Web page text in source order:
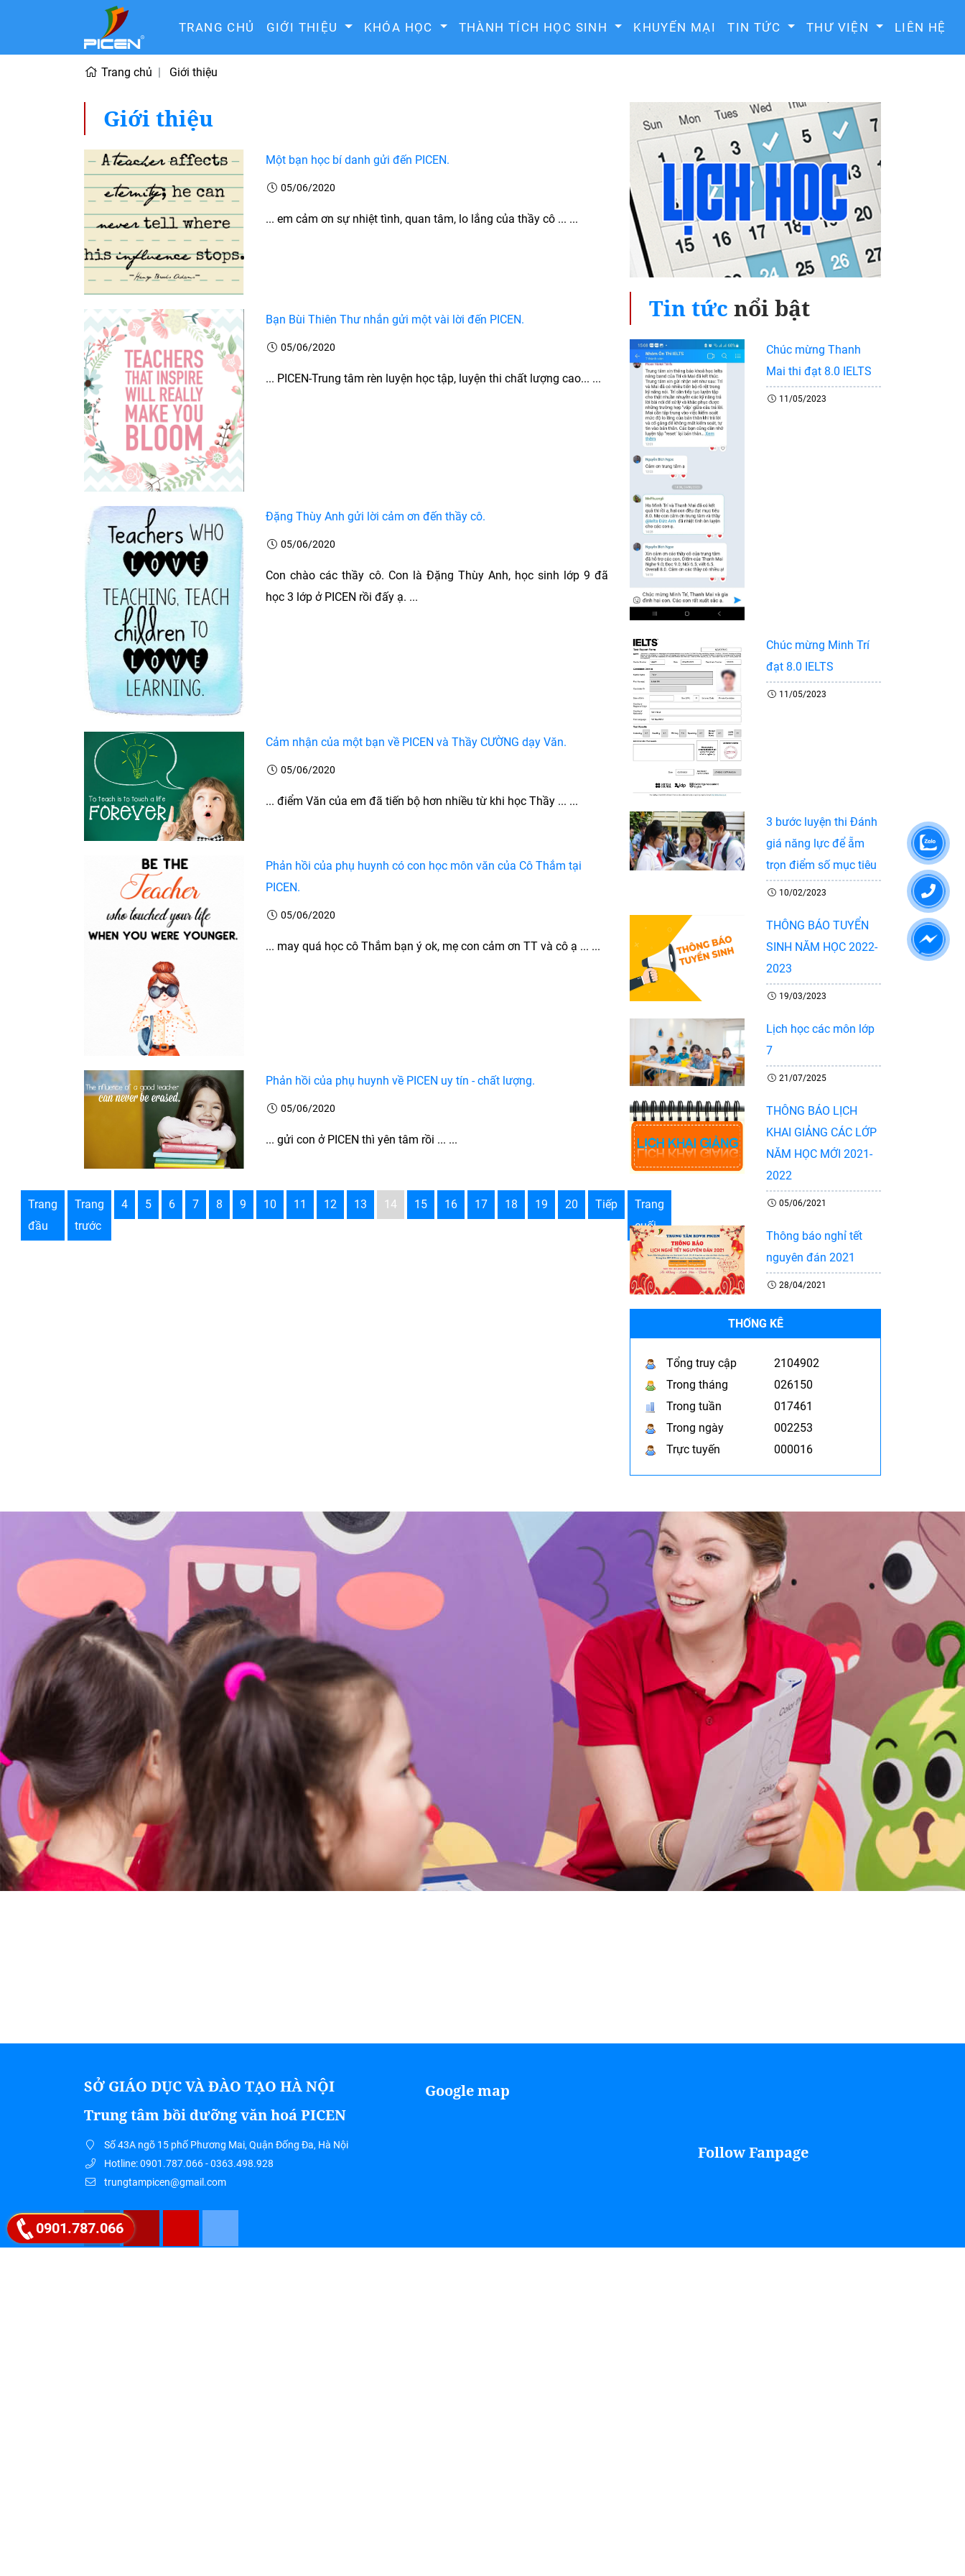
TRANG CHỦ GIỚI THIỆU KHÓA HỌC THÀNH TÍCH HỌC SINH KHUYẾN MẠI TIN TỨC THƯ VIỆN LIÊN HỆ
Trang chủ Giới thiệu
Giới thiệu
Một bạn học bí danh gửi đến PICEN.
05/06/2020
... em cảm ơn sự nhiệt tình, quan tâm, lo lắng của thầy cô ... ...
Bạn Bùi Thiên Thư nhắn gửi một vài lời đến PICEN.
05/06/2020
... PICEN-Trung tâm rèn luyện học tập, luyện thi chất lượng cao... ...
Đặng Thùy Anh gửi lời cảm ơn đến thầy cô.
05/06/2020
Con chào các thầy cô. Con là Đặng Thùy Anh, học sinh lớp 9 đã
học 3 lớp ở PICEN rồi đấy ạ. ...
Cảm nhận của một bạn về PICEN và Thầy CƯỜNG dạy Văn.
05/06/2020
... điểm Văn của em đã tiến bộ hơn nhiều từ khi học Thầy ... ...
Phản hồi của phụ huynh có con học môn văn của Cô Thắm tại
PICEN.
05/06/2020
... may quá học cô Thắm bạn ý ok, mẹ con cảm ơn TT và cô ạ ... ...
Phản hồi của phụ huynh về PICEN uy tín - chất lượng.
05/06/2020
... gửi con ở PICEN thì yên tâm rồi ... ...
Trang
đầu
Trang
trước
4 5 6 7 8 9 10 11 12 13 14 15 16 17 18 19 20 Tiếp
Trang
cuối
Tin tức nổi bật
Chúc mừng Thanh
Mai thi đạt 8.0 IELTS
11/05/2023
Chúc mừng Minh Trí
đạt 8.0 IELTS
11/05/2023
3 bước luyện thi Đánh
giá năng lực để ẵm
trọn điểm số mục tiêu
10/02/2023
THÔNG BÁO TUYỂN
SINH NĂM HỌC 2022-
2023
19/03/2023
Lịch học các môn lớp
7
21/07/2025
THÔNG BÁO LỊCH
KHAI GIẢNG CÁC LỚP
NĂM HỌC MỚI 2021-
2022
05/06/2021
Thông báo nghỉ tết
nguyên đán 2021
28/04/2021
THỐNG KÊ
Tổng truy cập
2104902
Trong tháng
026150
Trong tuần
017461
Trong ngày
002253
Trực tuyến
000016
SỞ GIÁO DỤC VÀ ĐÀO TẠO HÀ NỘI
Trung tâm bồi dưỡng văn hoá PICEN
Số 43A ngõ 15 phố Phương Mai, Quận Đống Đa, Hà Nội
Hotline: 0901.787.066 - 0363.498.928
trungtampicen@gmail.com
Google map
Follow Fanpage
0901.787.066